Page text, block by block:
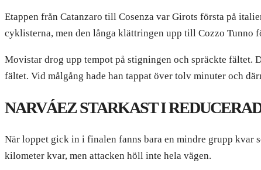
Etappen från Catanzaro till Cosenza var Girots första på
cyklisterna, men den långa klättringen upp till Cozzo Tunno
Movistar drog upp tempot på stigningen och spräckte fältet.
fältet. Vid målgång hade han tappat över tolv minuter och
NARVÁEZ STARKAST I
När loppet gick in i finalen fanns bara en mindre grupp kvar
kilometer kvar, men attacken höll inte hela vägen.